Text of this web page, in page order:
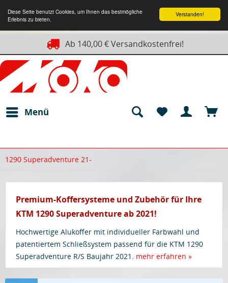
Verstanden!
Diese Seite benutzt Cookies, um Ihnen das bestmögliche
Erlebnis zu bieten.
Ab 140,00 € Versandkostenfrei!
Menü
1290 Superadventure 21-
Premium-Koffersysteme und Zubehör für Ihre
KTM 1290 Superadventure ab 2021!
Hochwertige Alukoffer mit individueller Farbwahl und
patentiertem Schließsystem passend für die KTM 1290
Superadventure R/S Baujahr 2021. mehr erfahren »